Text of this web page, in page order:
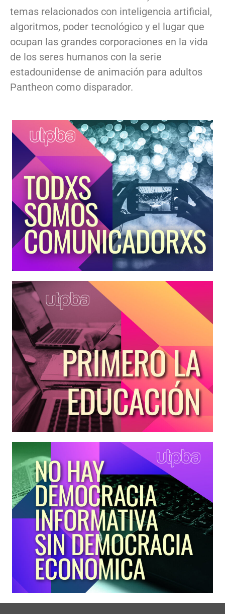
temas relacionados con inteligencia artificial,
algoritmos, poder tecnológico y el lugar que
ocupan las grandes corporaciones en la vida
de los seres humanos con la serie
estadounidense de animación para adultos
Pantheon como disparador.